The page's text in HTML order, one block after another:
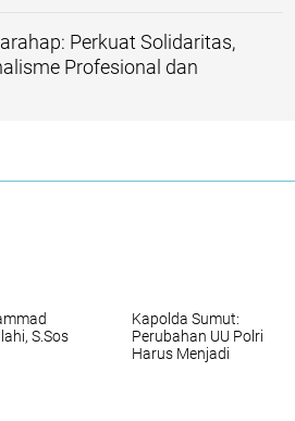
Perkuat Solidaritas,
Profesional dan
S.Sos
Kapolda Sumut:
Perubahan UU Polri
Harus Menjadi